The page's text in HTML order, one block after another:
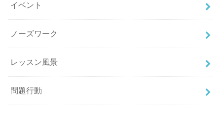
イベント
ノーズワーク
レッスン風景
問題行動